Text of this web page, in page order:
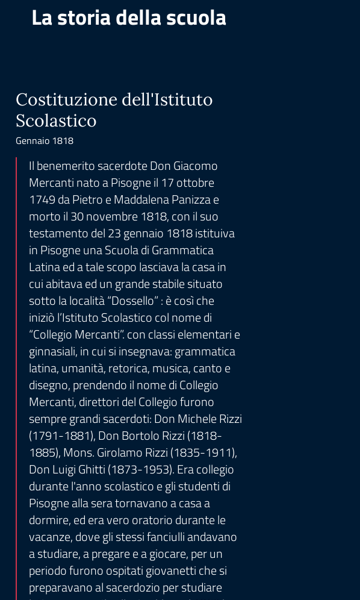
La storia della scuola
Costituzione dell'Istituto
Scolastico
Gennaio 1818
Il benemerito sacerdote Don Giacomo
Mercanti nato a Pisogne il 17 ottobre
1749 da Pietro e Maddalena Panizza e
morto il 30 novembre 1818, con il suo
testamento del 23 gennaio 1818 istituiva
in Pisogne una Scuola di Grammatica
Latina ed a tale scopo lasciava la casa in
cui abitava ed un grande stabile situato
sotto la località “Dossello” : è così che
iniziò l’Istituto Scolastico col nome di
“Collegio Mercanti”. con classi elementari e
ginnasiali, in cui si insegnava: grammatica
latina, umanità, retorica, musica, canto e
disegno, prendendo il nome di Collegio
Mercanti, direttori del Collegio furono
sempre grandi sacerdoti: Don Michele Rizzi
(1791-1881), Don Bortolo Rizzi (1818-
1885), Mons. Girolamo Rizzi (1835-1911),
Don Luigi Ghitti (1873-1953). Era collegio
durante l'anno scolastico e gli studenti di
Pisogne alla sera tornavano a casa a
dormire, ed era vero oratorio durante le
vacanze, dove gli stessi fanciulli andavano
a studiare, a pregare e a giocare, per un
periodo furono ospitati giovanetti che si
preparavano al sacerdozio per studiare